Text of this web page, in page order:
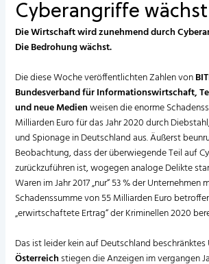
Cyberangriffe wächst
Die Wirtschaft wird zunehmend durch
Die Bedrohung wächst.
Die diese Woche veröffentlichten Zahlen von
Bundesverband für Informationswirtschaft,
und neue Medienweisen die enorme
Milliarden Euro für das Jahr 2020 durch
und Spionage in Deutschland aus. Äußerst
Beobachtung, dass der überwiegende Teil auf
zurückzuführen ist, wogegen analoge Delikte
Waren im Jahr 2017 „nur“ 53 % der Unternehmen
Schadenssumme von 55 Milliarden Euro
„erwirtschaftete Ertrag“ der Kriminellen 2020
Das ist leider kein auf Deutschland beschränktes
Österreichstiegen die Anzeigen im vergangen